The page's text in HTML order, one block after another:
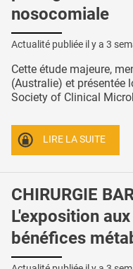
nosocomiale
Actualité publiée il y a 3
Cette étude majeure,
(Australie) et présentée
Society of Clinical
LIRE LA SUITE
CHIRURGIE
L'exposition
bénéfices